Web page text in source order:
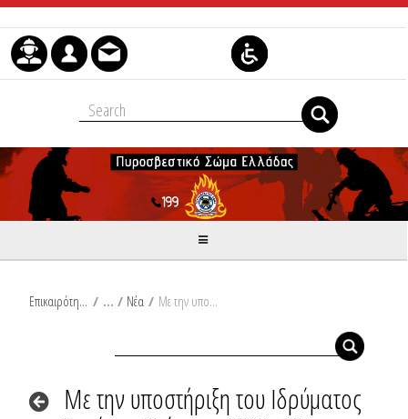
Skip to Content
Επικαιρότητα / Νέα / Με την υποστήριξη του Ιδρύματος Σταύρος Νιάρχος (ΙΣΝ), 15 στελέχη του Πυροσβεστικού Σώματος εκπαιδεύτηκαν στο Ηνωμένο Βασίλειο ως «εκπαιδευτές συγκρούσεων οδικής κυκλοφορίας»
Με την υποστήριξη του Ιδρύματος